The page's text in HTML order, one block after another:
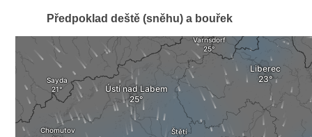
Předpoklad deště (sněhu) a bouřek